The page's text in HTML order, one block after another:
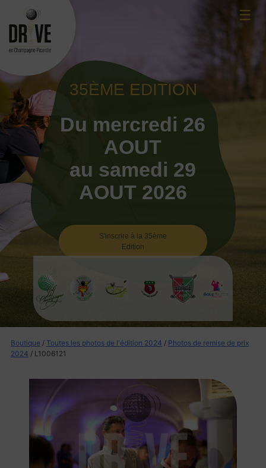
content
☰
35ÈME EDITION
Du mercredi 26
AOUT
au samedi 29
AOUT 2026
S'inscrire à la 35ème
Edition
Boutique / Toutes les photos de l'édition 2024 / Photos de remise de prix
2024 / L1006121